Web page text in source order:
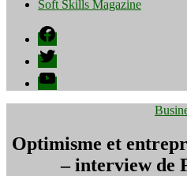
Soft Skills Magazine
Facebook
Twitter
YouTube
Optimisme et
– interview de